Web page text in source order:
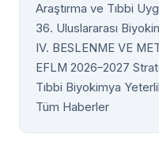
Araştırma ve Tıbbi
36. Uluslararası
IV. BESLENME VE
EFLM 2026–2027
Tıbbi Biyokimya
Tüm Haberler